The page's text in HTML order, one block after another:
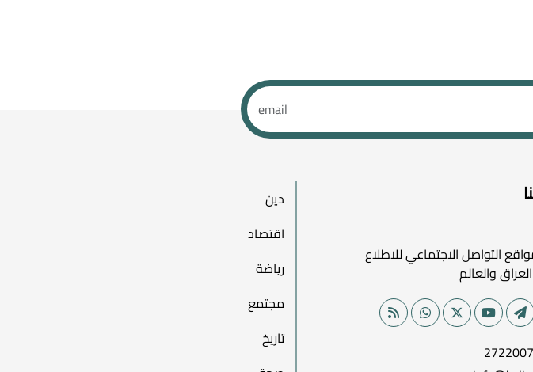
التواصل الاجتماعي للاطلاع
والعالم
دين
اقتصاد
رياضة
مجتمع
تاريخ